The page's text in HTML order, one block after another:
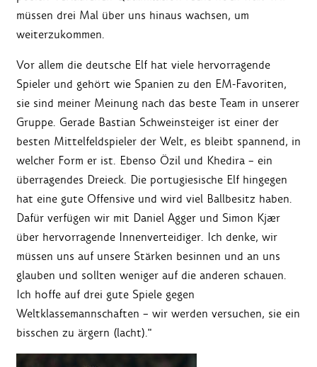
müssen drei Mal über uns hinaus wachsen, um
weiterzukommen.
Vor allem die deutsche Elf hat viele hervorragende
Spieler und gehört wie Spanien zu den EM-Favoriten,
sie sind meiner Meinung nach das beste Team in unserer
Gruppe. Gerade Bastian Schweinsteiger ist einer der
besten Mittelfeldspieler der Welt, es bleibt spannend, in
welcher Form er ist. Ebenso Özil und Khedira – ein
überragendes Dreieck. Die portugiesische Elf hingegen
hat eine gute Offensive und wird viel Ballbesitz haben.
Dafür verfügen wir mit Daniel Agger und Simon Kjær
über hervorragende Innenverteidiger. Ich denke, wir
müssen uns auf unsere Stärken besinnen und an uns
glauben und sollten weniger auf die anderen schauen.
Ich hoffe auf drei gute Spiele gegen
Weltklassemannschaften – wir werden versuchen, sie ein
bisschen zu ärgern (lacht)."